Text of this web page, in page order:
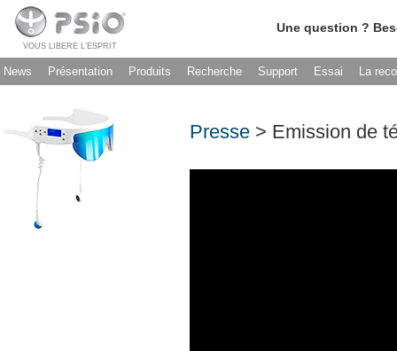
VOUS LIBERE L’ESPRIT
Une question ?
News Présentation Produits Recherche Support Essai La
Presse > Emission de